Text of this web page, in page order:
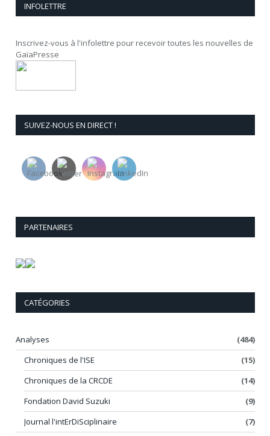
INFOLETTRE
Inscrivez-vous à l'infolettre pour recevoir toutes les nouvelles de
GaïaPresse
SUIVEZ-NOUS EN DIRECT !
PARTENAIRES
CATÉGORIES
Analyses
(484)
Chroniques de l'ISE
(15)
Chroniques de la CRCDE
(14)
Fondation David Suzuki
(9)
Journal l'intErDiSciplinaire
(7)